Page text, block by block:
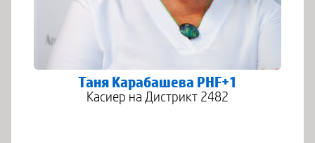
Таня Карабашева PHF+1
Касиер на Дистрикт 2482